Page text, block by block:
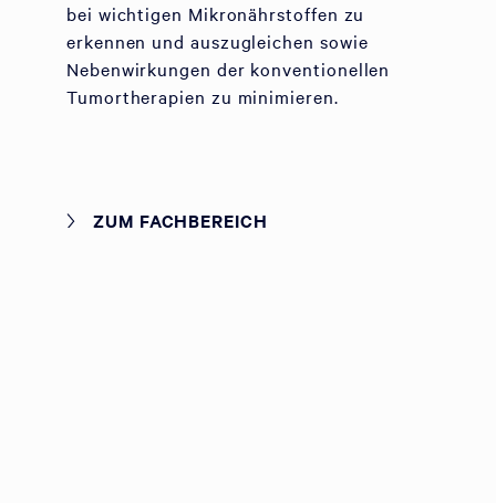
bei wichtigen Mikronährstoffen zu
erkennen und auszugleichen sowie
Nebenwirkungen der konventionellen
Tumortherapien zu minimieren.
ZUM FACHBEREICH